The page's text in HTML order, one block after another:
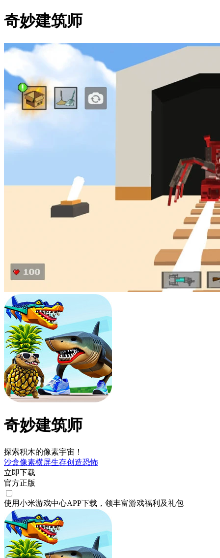
奇妙建筑师
奇妙建筑师
探索积木的像素宇宙！
沙盒像素横屏生存创造恐怖
立即下载
官方正版
使用小米游戏中心APP下载 ，领丰富游戏福利 及礼包